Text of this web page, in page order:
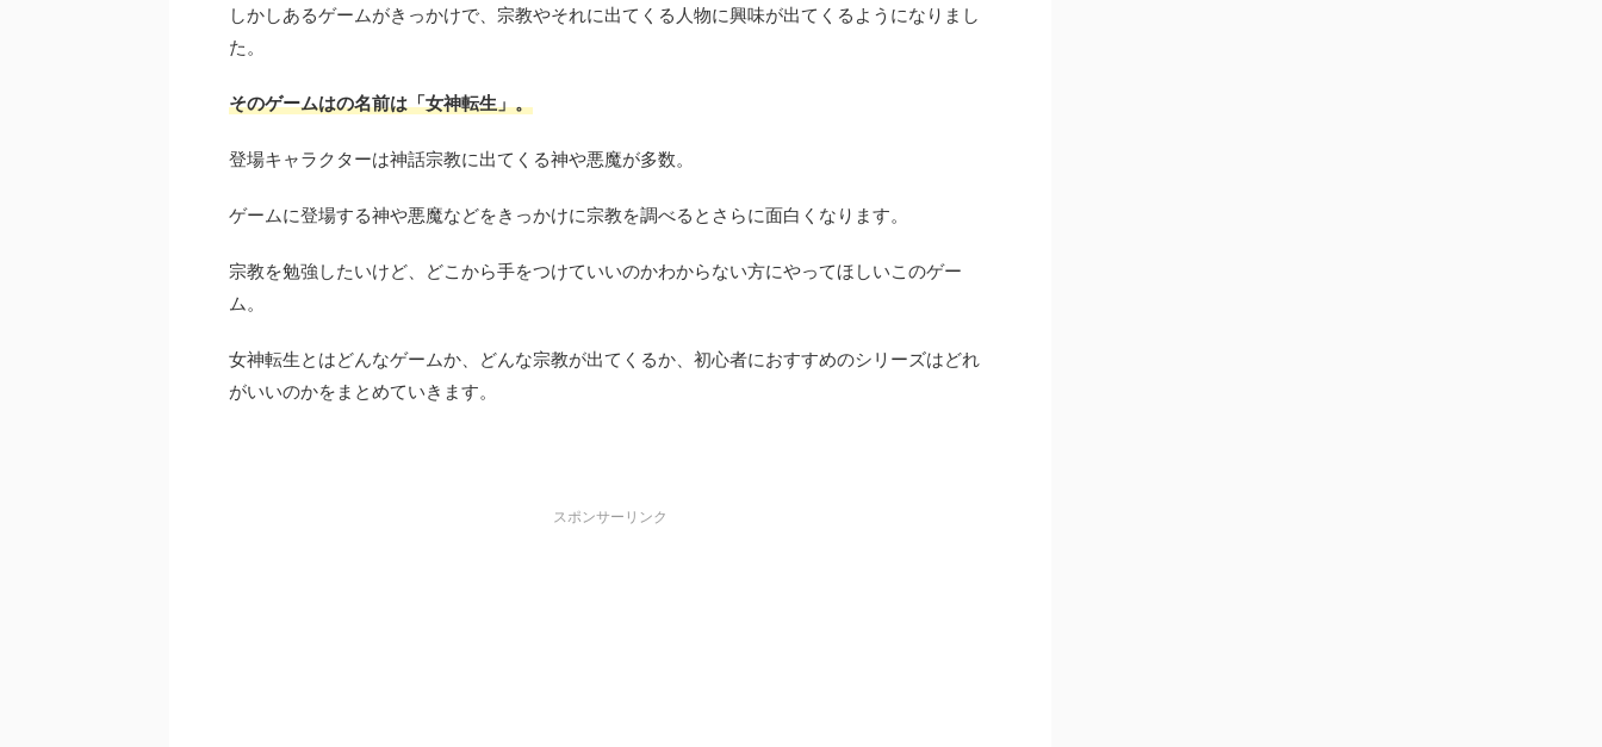
しかしあるゲームがきっかけで、宗教やそれに出てくる人物に興味が出てくるようになりまし
た。
そのゲームはの名前は「女神転生」。
登場キャラクターは神話宗教に出てくる神や悪魔が多数。
ゲームに登場する神や悪魔などをきっかけに宗教を調べるとさらに面白くなります。
宗教を勉強したいけど、どこから手をつけていいのかわからない方にやってほしいこのゲー
ム。
女神転生とはどんなゲームか、どんな宗教が出てくるか、初心者におすすめのシリーズはどれ
がいいのかをまとめていきます。
スポンサーリンク